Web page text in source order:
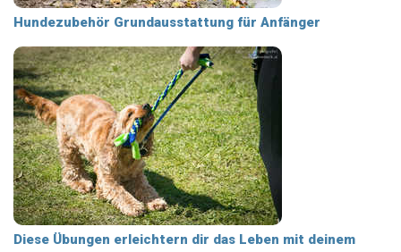
Hundezubehör Grundausstattung für Anfänger
Diese Übungen erleichtern dir das Leben mit deinem